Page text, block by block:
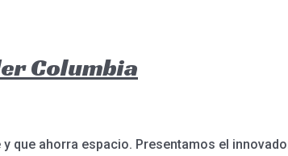
Columbia
que ahorra espacio. Presentamos el